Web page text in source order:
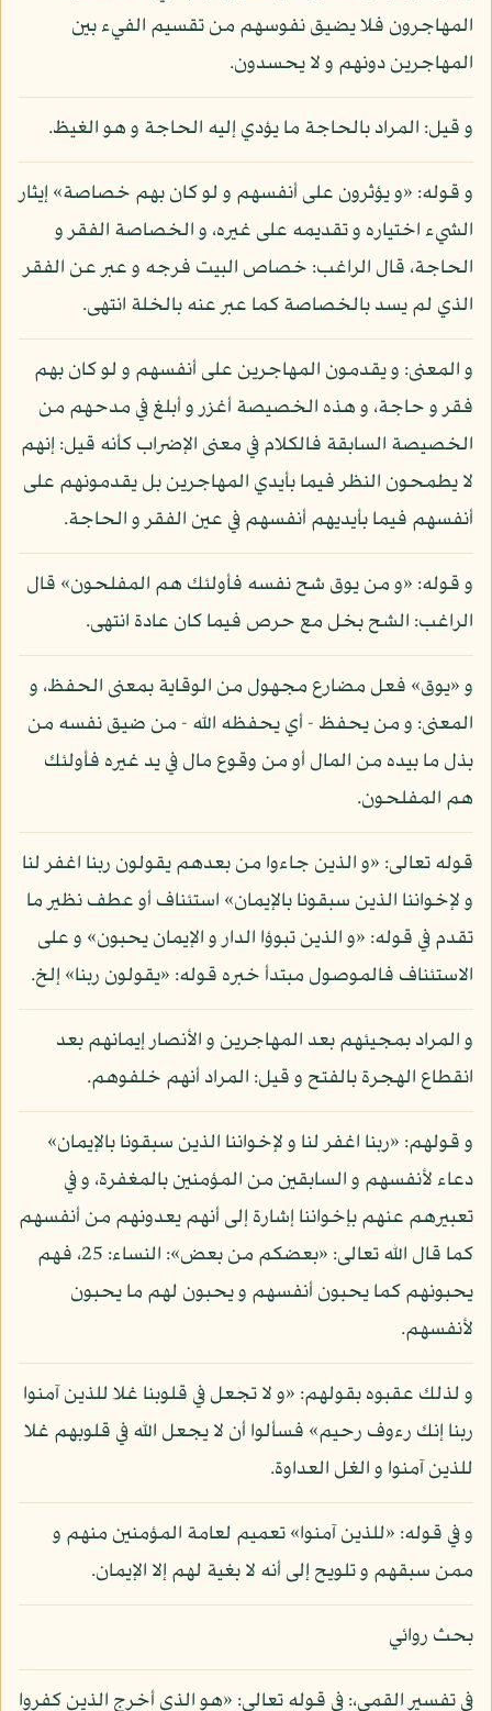
المهاجرون فلا يضيق نفوسهم من تقسيم الفيء بين
المهاجرين دونهم و لا يحسدون.
و قيل: المراد بالحاجة ما يؤدي إليه الحاجة و هو الغيظ.
و قوله: «و يؤثرون على أنفسهم و لو كان بهم خصاصة» إيثار
الشيء اختياره و تقديمه على غيره، و الخصاصة الفقر و
الحاجة، قال الراغب: خصاص البيت فرجه و عبر عن الفقر
الذي لم يسد بالخصاصة كما عبر عنه بالخلة انتهى.
و المعنى: و يقدمون المهاجرين على أنفسهم و لو كان بهم
فقر و حاجة، و هذه الخصيصة أغزر و أبلغ في مدحهم من
الخصيصة السابقة فالكلام في معنى الإضراب كأنه قيل: إنهم
لا يطمحون النظر فيما بأيدي المهاجرين بل يقدمونهم على
أنفسهم فيما بأيديهم أنفسهم في عين الفقر و الحاجة.
و قوله: «و من يوق شح نفسه فأولئك هم المفلحون» قال
الراغب: الشح بخل مع حرص فيما كان عادة انتهى.
و «يوق» فعل مضارع مجهول من الوقاية بمعنى الحفظ، و
المعنى: و من يحفظ - أي يحفظه الله - من ضيق نفسه من
بذل ما بيده من المال أو من وقوع مال في يد غيره فأولئك
هم المفلحون.
قوله تعالى: «و الذين جاءوا من بعدهم يقولون ربنا اغفر لنا
و لإخواننا الذين سبقونا بالإيمان» استئناف أو عطف نظير ما
تقدم في قوله: «و الذين تبوؤا الدار و الإيمان يحبون» و على
الاستئناف فالموصول مبتدأ خبره قوله: «يقولون ربنا» إلخ.
و المراد بمجيئهم بعد المهاجرين و الأنصار إيمانهم بعد
انقطاع الهجرة بالفتح و قيل: المراد أنهم خلفوهم.
و قولهم: «ربنا اغفر لنا و لإخواننا الذين سبقونا بالإيمان»
دعاء لأنفسهم و السابقين من المؤمنين بالمغفرة، و في
تعبيرهم عنهم بإخواننا إشارة إلى أنهم يعدونهم من أنفسهم
كما قال الله تعالى: «بعضكم من بعض»: النساء: 25، فهم
يحبونهم كما يحبون أنفسهم و يحبون لهم ما يحبون
لأنفسهم.
و لذلك عقبوه بقولهم: «و لا تجعل في قلوبنا غلا للذين آمنوا
ربنا إنك رءوف رحيم» فسألوا أن لا يجعل الله في قلوبهم غلا
للذين آمنوا و الغل العداوة.
و في قوله: «للذين آمنوا» تعميم لعامة المؤمنين منهم و
ممن سبقهم و تلويح إلى أنه لا بغية لهم إلا الإيمان.
بحث روائي
في تفسير القمي،: في قوله تعالى: «هو الذي أخرج الذين كفروا